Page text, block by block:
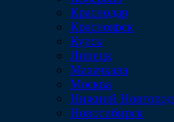
Краснодар
Красноярск
Курск
Липецк
Махачкала
Москва
Нижний Новгород
Новосибирск